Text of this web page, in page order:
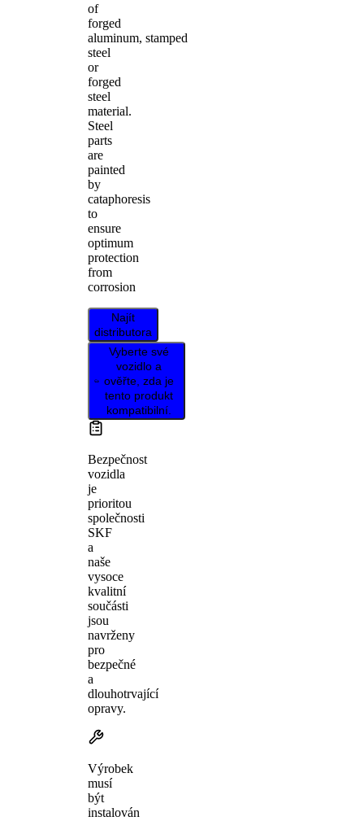
of
forged
aluminum, stamped
steel
or
forged
steel
material.
Steel
parts
are
painted
by
cataphoresis
to
ensure
optimum
protection
from
corrosion
Najít
distributora
Vyberte své
vozidlo a
ověřte, zda je
tento produkt
kompatibilní.
Bezpečnost
vozidla
je
prioritou
společnosti
SKF
a
naše
vysoce
kvalitní
součásti
jsou
navrženy
pro
bezpečné
a
dlouhotrvající
opravy.
Výrobek
musí
být
instalován